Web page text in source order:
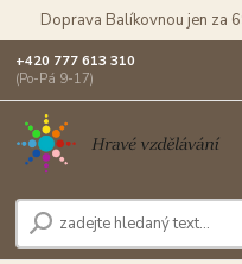
Doprava Balíkovnou jen za
+420 777 613 310
(Po-Pá 9-17)